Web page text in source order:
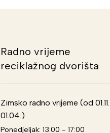
Radno vrijeme
reciklažnog dvorišta
Zimsko radno vrijeme (od
01.04.)
Ponedjeljak: 13:00 - 17:00